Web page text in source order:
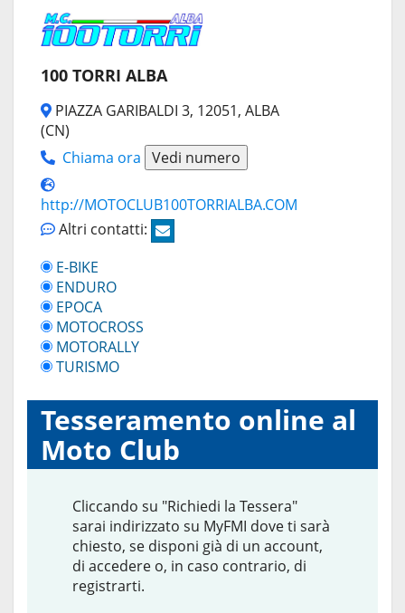
100 TORRI ALBA
PIAZZA GARIBALDI 3, 12051, ALBA
(CN)
Chiama ora Vedi numero
http://MOTOCLUB100TORRIALBA.COM
Altri contatti:
E-BIKE
ENDURO
EPOCA
MOTOCROSS
MOTORALLY
TURISMO
Tesseramento online al
Moto Club
Cliccando su "Richiedi la Tessera"
sarai indirizzato su MyFMI dove ti sarà
chiesto, se disponi già di un account,
di accedere o, in caso contrario, di
registrarti.